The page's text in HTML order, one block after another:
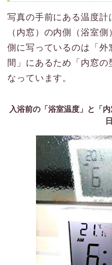
写真の手前にある温度計
（内窓）の内側（浴室
側に写っているのは「外
間」にあるため「内窓の
なっています。
入浴前の「浴室温度」と「
日